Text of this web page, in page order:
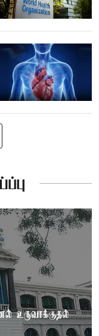
உருவாக்குதல்